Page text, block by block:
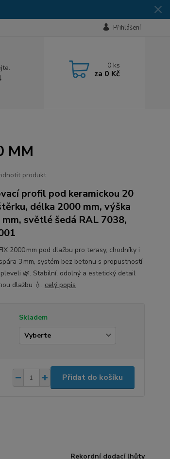
Přihlášení
0 ks
za 0 Kč
MM
produkt
profil pod keramickou 20
délka 2000 mm, výška
mm, světlé šedá RAL 7038,
2000 mm pod dlažbu pro terasy, chodníky i
3 mm, systém bez betonu s propustností
🌿. Stabilní, odolný a estetický detail
dlažbu 💧. celý popis
Skladem
Přidat do košíku
Rekordní dodací lhůty